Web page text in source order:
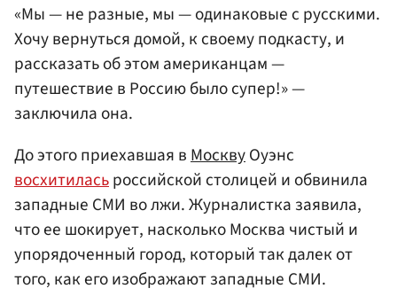
«Мы — не разные, мы — одинаковые с русскими.
Хочу вернуться домой, к своему подкасту, и
рассказать об этом американцам —
путешествие в Россию было супер!» —
заключила она.
До этого приехавшая вМосквуОуэнс
восхитиласьроссийской столицей и обвинила
западные СМИ во лжи. Журналистка заявила,
что ее шокирует, насколько Москва чистый и
упорядоченный город, который так далек от
того, как его изображают западные СМИ.